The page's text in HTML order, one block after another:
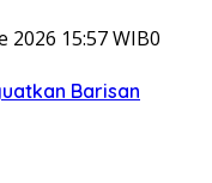
2026 15:57 WIB0
Barisan